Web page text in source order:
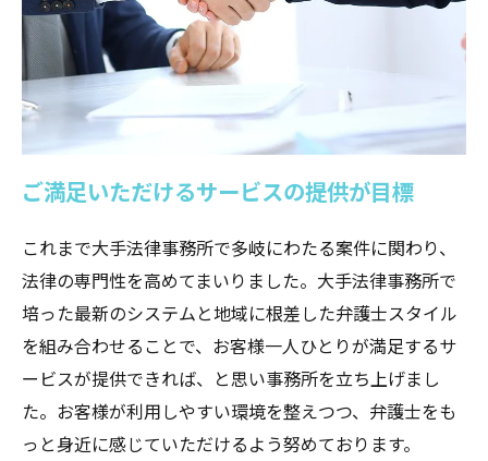
ご満足いただけるサービスの提供が目標
これまで大手法律事務所で多岐にわたる案件に関わり、
法律の専門性を高めてまいりました。大手法律事務所で
培った最新のシステムと地域に根差した弁護士スタイル
を組み合わせることで、お客様一人ひとりが満足するサ
ービスが提供できれば、と思い事務所を立ち上げまし
た。お客様が利用しやすい環境を整えつつ、弁護士をも
っと身近に感じていただけるよう努めております。